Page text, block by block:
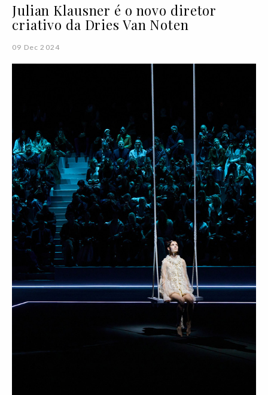
Julian Klausner é o novo diretor
criativo da Dries Van Noten
09 Dec 2024